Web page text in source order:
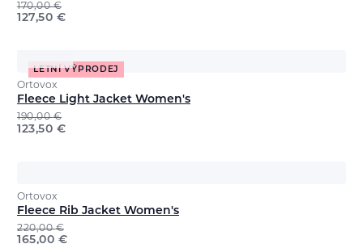
170,00€
127,50 €
LETNÍ VÝPRODEJ
Ortovox
Fleece Light Jacket Women's
190,00€
123,50 €
Ortovox
Fleece Rib Jacket Women's
220,00€
165,00 €